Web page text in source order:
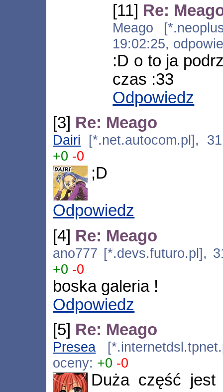
[11] Re:
Meago
19:02:25,
:D o to ja
czas :33
Odpowiedz
[3] Re: Meago
Dairi [*.net.autocom.pl],
+0 -0
;D
Odpowiedz
[4] Re: Meago
ano777 [*.devs.futuro.pl],
+0 -0
boska galeria !
Odpowiedz
[5] Re: Meago
Presea
oceny: +0 -0
Duża część jest